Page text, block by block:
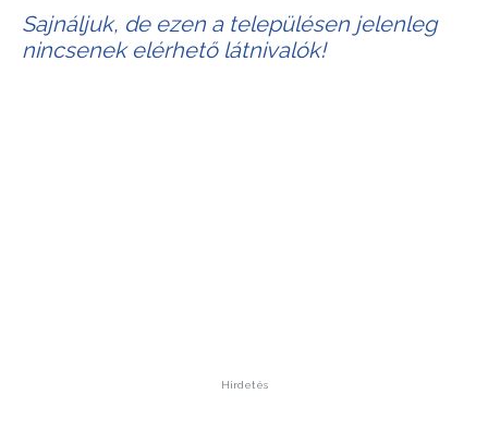
Sajnáljuk, de ezen a településen jelenleg
nincsenek elérhető látnivalók!
Hirdetés